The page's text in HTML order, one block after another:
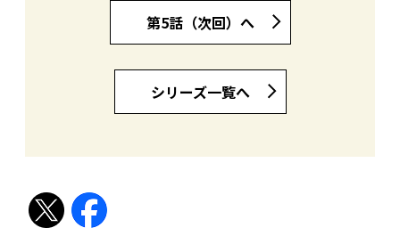
第5話（次回）へ
シリーズ一覧へ